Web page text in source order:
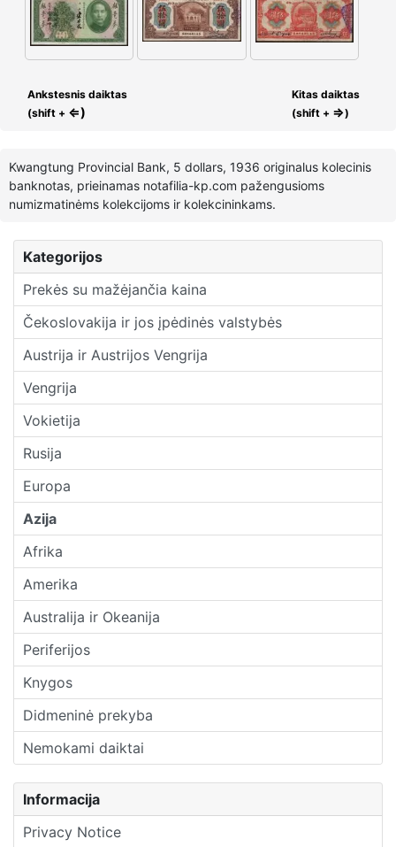
Kategorijos
Prekės su mažėjančia kaina
Čekoslovakija ir jos įpėdinės valstybės
Austrija ir Austrijos Vengrija
Vengrija
Vokietija
Rusija
Europa
Azija
Afrika
Amerika
Australija ir Okeanija
Periferijos
Knygos
Didmeninė prekyba
Nemokami daiktai
Informacija
Privacy Notice
Ankstesnis daiktas
(shift + ⇐)
Kitas daiktas
(shift + ⇒)
Kwangtung Provincial Bank, 5 dollars, 1936 originalus kolecinis
banknotas, prieinamas notafilia-kp.com pažengusioms
numizmatinėms kolekcijoms ir kolekcininkams.